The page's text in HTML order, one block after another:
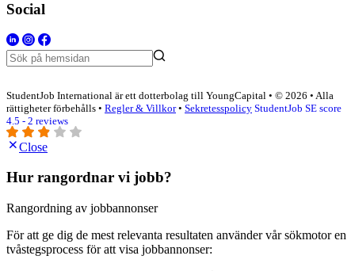
Social
StudentJob International är ett dotterbolag till YoungCapital • © 2026 • Alla
rättigheter förbehålls • Regler & Villkor• Sekretesspolicy StudentJob SE score
4.5 - 2 reviews
Close
Hur rangordnar vi jobb?
Rangordning av jobbannonser
För att ge dig de mest relevanta resultaten använder vår sökmotor en
tvåstegsprocess för att visa jobbannonser: